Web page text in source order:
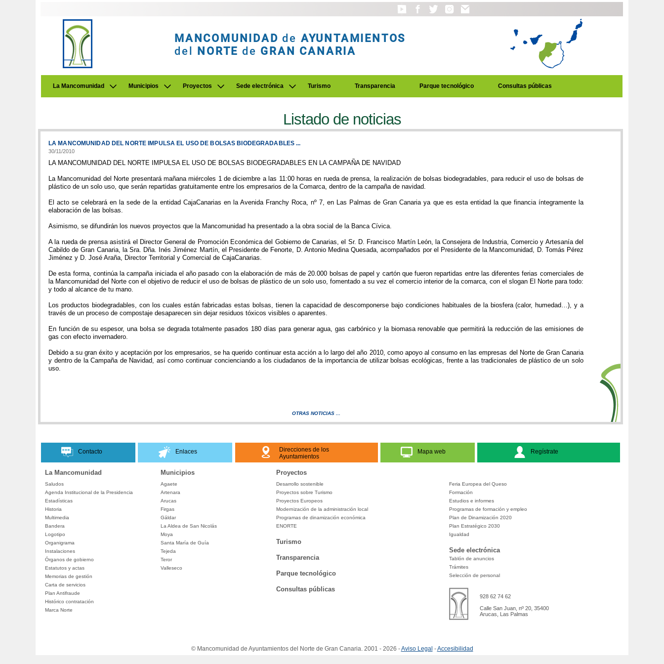
MANCOMUNIDAD de AYUNTAMIENTOS
del NORTE de GRAN CANARIA
La Mancomunidad Municipios Proyectos Sede electrónica Turismo Transparencia Parque tecnológico Consultas públicas
Listado de noticias
LA MANCOMUNIDAD DEL NORTE IMPULSA EL USO DE BOLSAS BIODEGRADABLES ...
30/11/2010
LA MANCOMUNIDAD DEL NORTE IMPULSA EL USO DE BOLSAS BIODEGRADABLES EN LA CAMPAÑA DE NAVIDAD
La Mancomunidad del Norte presentará mañana miércoles 1 de diciembre a las 11:00 horas en rueda de prensa, la realización de bolsas biodegradables, para reducir el uso de bolsas de
plástico de un solo uso, que serán repartidas gratuitamente entre los empresarios de la Comarca, dentro de la campaña de navidad.
El acto se celebrará en la sede de la entidad CajaCanarias en la Avenida Franchy Roca, nº 7, en Las Palmas de Gran Canaria ya que es esta entidad la que financia íntegramente la
elaboración de las bolsas.
Asimismo, se difundirán los nuevos proyectos que la Mancomunidad ha presentado a la obra social de la Banca Cívica.
A la rueda de prensa asistirá el Director General de Promoción Económica del Gobierno de Canarias, el Sr. D. Francisco Martín León, la Consejera de Industria, Comercio y Artesanía del
Cabildo de Gran Canaria, la Sra. Dña. Inés Jiménez Martín, el Presidente de Fenorte, D. Antonio Medina Quesada, acompañados por el Presidente de la Mancomunidad, D. Tomás Pérez
Jiménez y D. José Araña, Director Territorial y Comercial de CajaCanarias.
De esta forma, continúa la campaña iniciada el año pasado con la elaboración de más de 20.000 bolsas de papel y cartón que fueron repartidas entre las diferentes ferias comerciales de
la Mancomunidad del Norte con el objetivo de reducir el uso de bolsas de plástico de un solo uso, fomentado a su vez el comercio interior de la comarca, con el slogan El Norte para todo:
y todo al alcance de tu mano.
Los productos biodegradables, con los cuales están fabricadas estas bolsas, tienen la capacidad de descomponerse bajo condiciones habituales de la biosfera (calor, humedad…), y a
través de un proceso de compostaje desaparecen sin dejar residuos tóxicos visibles o aparentes.
En función de su espesor, una bolsa se degrada totalmente pasados 180 días para generar agua, gas carbónico y la biomasa renovable que permitirá la reducción de las emisiones de
gas con efecto invernadero.
Debido a su gran éxito y aceptación por los empresarios, se ha querido continuar esta acción a lo largo del año 2010, como apoyo al consumo en las empresas del Norte de Gran Canaria
y dentro de la Campaña de Navidad, así como continuar concienciando a los ciudadanos de la importancia de utilizar bolsas ecológicas, frente a las tradicionales de plástico de un solo
uso.
OTRAS NOTICIAS ...
Contacto Enlaces
Direcciones de los
Ayuntamientos
Mapa web Regístrate
La Mancomunidad Municipios Proyectos
Saludos
Agenda Institucional de la Presidencia
Estadísticas
Historia
Multimedia
Bandera
Logotipo
Organigrama
Instalaciones
Órganos de gobierno
Estatutos y actas
Memorias de gestión
Carta de servicios
Plan Antifraude
Histórico contratación
Marca Norte
Agaete
Artenara
Arucas
Firgas
Gáldar
La Aldea de San Nicolás
Moya
Santa María de Guía
Tejeda
Teror
Valleseco
Desarrollo sostenible
Proyectos sobre Turismo
Proyectos Europeos
Modernización de la administración local
Programas de dinamización económica
ENORTE
Turismo
Transparencia
Parque tecnológico
Consultas públicas
Feria Europea del Queso
Formación
Estudios e informes
Programas de formación y empleo
Plan de Dinamización 2020
Plan Estratégico 2030
Igualdad
Sede electrónica
Tablón de anuncios
Trámites
Selección de personal
928 62 74 62
Calle San Juan, nº 20, 35400
Arucas, Las Palmas
© Mancomunidad de Ayuntamientos del Norte de Gran Canaria. 2001 - 2026 -Aviso Legal -Accesibilidad